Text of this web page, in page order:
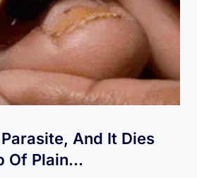
And It Dies
Of Plain...